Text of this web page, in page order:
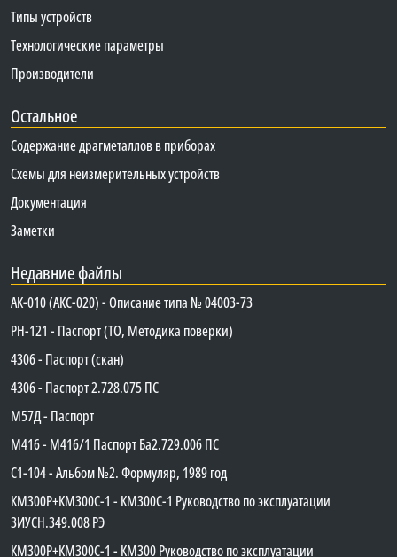
Типы устройств
Технологические параметры
Производители
Остальное
Содержание драгметаллов в приборах
Схемы для неизмерительных устройств
Документация
Заметки
Недавние файлы
АК-010 (АКС-020) - Описание типа № 04003-73
PH-121 - Паспорт (ТО, Методика поверки)
4306 - Паспорт (скан)
4306 - Паспорт 2.728.075 ПС
М57Д - Паспорт
М416 - М416/1 Паспорт Ба2.729.006 ПС
C1-104 - Альбом №2. Формуляр, 1989 год
КМ300Р+КМ300С-1 - КМ300C-1 Руководство по эксплуатации
3ИУСН.349.008 РЭ
КМ300Р+КМ300С-1 - КМ300 Руководство по эксплуатации